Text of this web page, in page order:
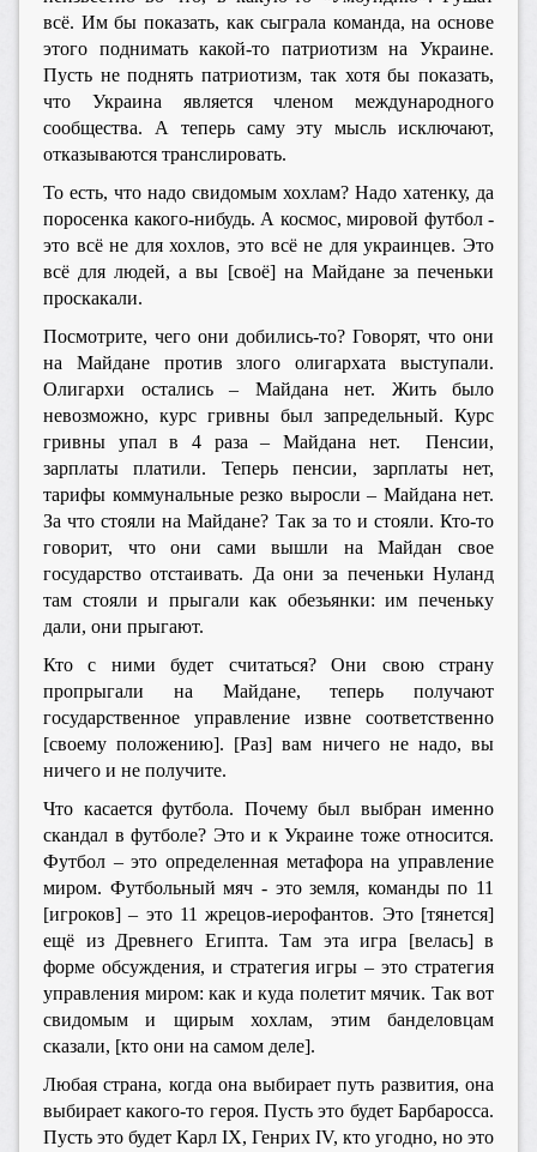
всё. Им бы показать, как сыграла команда, на основе
этого поднимать какой-то патриотизм на Украине.
Пусть не поднять патриотизм, так хотя бы показать,
что Украина является членом международного
сообщества. А теперь саму эту мысль исключают,
отказываются транслировать.
То есть, что надо свидомым хохлам? Надо хатенку, да
поросенка какого-нибудь. А космос, мировой футбол -
это всё не для хохлов, это всё не для украинцев. Это
всё для людей, а вы [своё] на Майдане за печеньки
проскакали.
Посмотрите, чего они добились-то? Говорят, что они
на Майдане против злого олигархата выступали.
Олигархи остались – Майдана нет. Жить было
невозможно, курс гривны был запредельный. Курс
гривны упал в 4 раза – Майдана нет. Пенсии,
зарплаты платили. Теперь пенсии, зарплаты нет,
тарифы коммунальные резко выросли – Майдана нет.
За что стояли на Майдане? Так за то и стояли. Кто-то
говорит, что они сами вышли на Майдан свое
государство отстаивать. Да они за печеньки Нуланд
там стояли и прыгали как обезьянки: им печеньку
дали, они прыгают.
Кто с ними будет считаться? Они свою страну
пропрыгали на Майдане, теперь получают
государственное управление извне соответственно
[своему положению]. [Раз] вам ничего не надо, вы
ничего и не получите.
Что касается футбола. Почему был выбран именно
скандал в футболе? Это и к Украине тоже относится.
Футбол – это определенная метафора на управление
миром. Футбольный мяч - это земля, команды по 11
[игроков] – это 11 жрецов-иерофантов. Это [тянется]
ещё из Древнего Египта. Там эта игра [велась] в
форме обсуждения, и стратегия игры – это стратегия
управления миром: как и куда полетит мячик. Так вот
свидомым и щирым хохлам, этим банделовцам
сказали, [кто они на самом деле].
Любая страна, когда она выбирает путь развития, она
выбирает какого-то героя. Пусть это будет Барбаросса.
Пусть это будет Карл IX, Генрих IV, кто угодно, но это